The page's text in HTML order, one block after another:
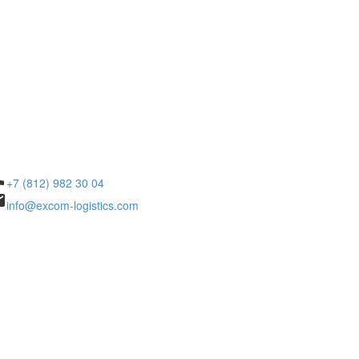
+7 (812) 982 30 04
info@excom-logistics.com